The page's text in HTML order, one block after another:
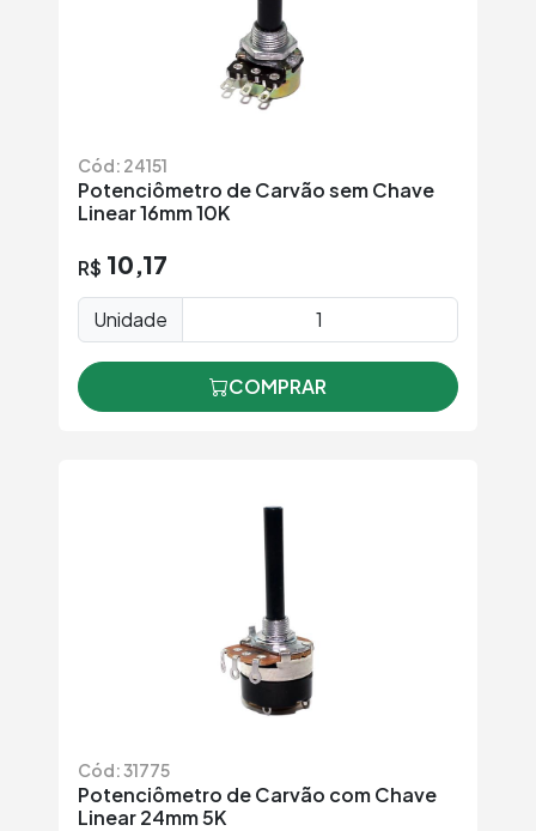
Cód: 24151
Potenciômetro de Carvão sem Chave
Linear 16mm 10K
R$ 10,17
Unidade
COMPRAR
Cód: 31775
Potenciômetro de Carvão com Chave
Linear 24mm 5K